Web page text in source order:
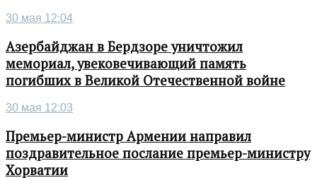
30 мая 12:04
Азербайджан в Бердзоре уничтожил
мемориал, увековечивающий память
погибших в Великой Отечественной войне
30 мая 12:03
Премьер-министр Армении направил
поздравительное послание премьер-министру
Хорватии